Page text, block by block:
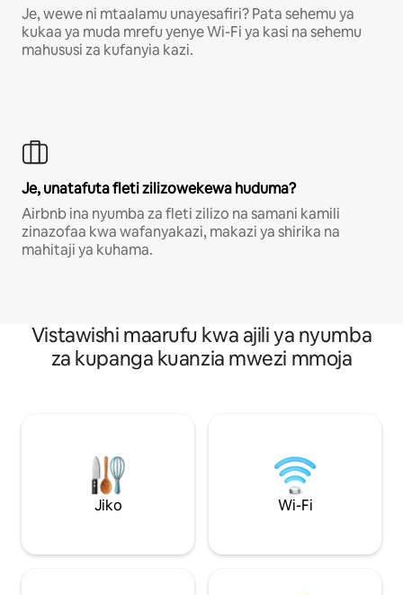
Je, wewe ni mtaalamu unayesafiri? Pata sehemu ya
kukaa ya muda mrefu yenye Wi-Fi ya kasi na sehemu
mahususi za kufanyia kazi.
Je, unatafuta fleti zilizowekewa huduma?
Airbnb ina nyumba za fleti zilizo na samani kamili
zinazofaa kwa wafanyakazi, makazi ya shirika na
mahitaji ya kuhama.
Vistawishi maarufu kwa ajili ya nyumba
za kupanga kuanzia mwezi mmoja
Jiko Wi-Fi